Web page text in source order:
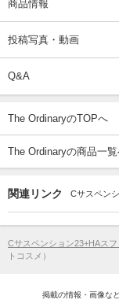
商品情報
投稿写真・動画
Q&A
The OrdinaryのTOPへ
The Ordinaryの商品一
関連リンク Cサスペン
Cサスペンション23+HAス
トコスメ）
掲載の情報・画像な